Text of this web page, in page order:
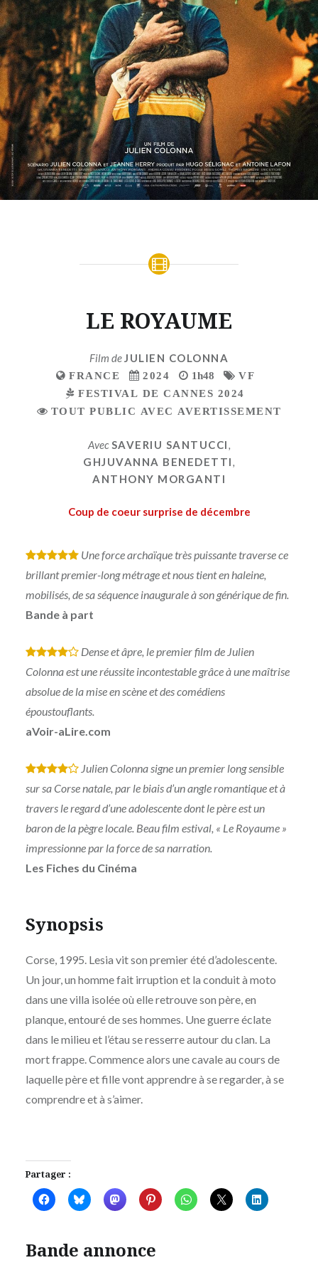
LE ROYAUME
Film deJULIEN COLONNA
FRANCE 2024 1h48
VF
FESTIVAL DE CANNES 2024
TOUT PUBLIC AVEC AVERTISSEMENT
AvecSAVERIU SANTUCCI,
GHJUVANNA BENEDETTI,
ANTHONY MORGANTI
Coup de coeur surprise de décembre
* * * * *Une force archaïque très puissante traverse ce
brillant premier-long métrage et nous tient en haleine,
mobilisés, de sa séquence inaugurale à son générique de fin.
Bande à part
* * * *
Dense et âpre, le premier film de Julien
Colonna est une réussite incontestable grâce à une maîtrise
absolue de la mise en scène et des comédiens
époustouflants.
aVoir-aLire.com
* * * *
Julien Colonna signe un premier long sensible
sur sa Corse natale, par le biais d’un angle romantique et à
travers le regard d’une adolescente dont le père est un
baron de la pègre locale. Beau film estival, « Le Royaume »
impressionne par la force de sa narration.
Les Fiches du Cinéma
Synopsis
Corse, 1995. Lesia vit son premier été d’adolescente.
Un jour, un homme fait irruption et la conduit à moto
dans une villa isolée où elle retrouve son père, en
planque, entouré de ses hommes. Une guerre éclate
dans le milieu et l’étau se resserre autour du clan. La
mort frappe. Commence alors une cavale au cours de
laquelle père et fille vont apprendre à se regarder, à se
comprendre et à s’aimer.
Partager :
Bande annonce